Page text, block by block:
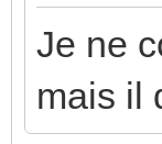
Je ne
mais il